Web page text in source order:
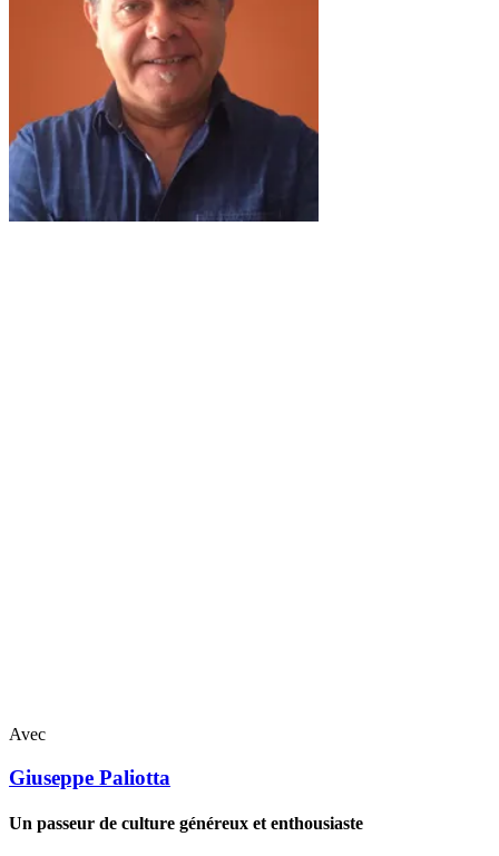
Avec
Giuseppe Paliotta
Un passeur de culture généreux et enthousiaste